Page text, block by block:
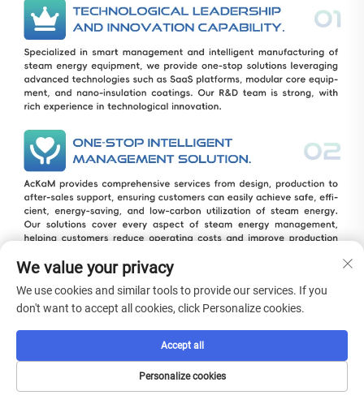
We value your privacy
We use cookies and similar tools to provide our services. If you
don't want to accept all cookies, click Personalize cookies.
Personalize cookies
Accept all